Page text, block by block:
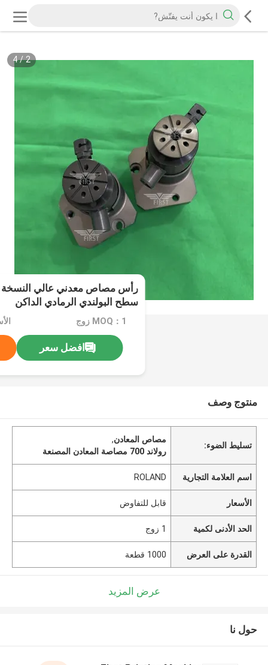
2
/
4
سطح البولندي الرمادي الداكن
MOQ：1 زوج
افضل سعر
منتوج وصف
تسليط الضوء:
مصاص المعادن,
رولاند 700 مصاصة المعادن المصنعة
اسم العلامة التجارية ROLAND
الأسعار قابل للتفاوض
الحد الأدنى لكمية 1 زوج
القدرة على العرض 1000 قطعة
عرض المزيد
حول نا